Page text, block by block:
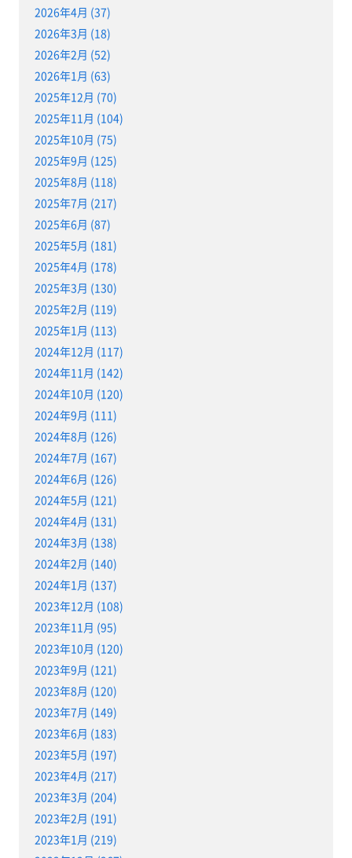
2026年4月 (37)
2026年3月 (18)
2026年2月 (52)
2026年1月 (63)
2025年12月 (70)
2025年11月 (104)
2025年10月 (75)
2025年9月 (125)
2025年8月 (118)
2025年7月 (217)
2025年6月 (87)
2025年5月 (181)
2025年4月 (178)
2025年3月 (130)
2025年2月 (119)
2025年1月 (113)
2024年12月 (117)
2024年11月 (142)
2024年10月 (120)
2024年9月 (111)
2024年8月 (126)
2024年7月 (167)
2024年6月 (126)
2024年5月 (121)
2024年4月 (131)
2024年3月 (138)
2024年2月 (140)
2024年1月 (137)
2023年12月 (108)
2023年11月 (95)
2023年10月 (120)
2023年9月 (121)
2023年8月 (120)
2023年7月 (149)
2023年6月 (183)
2023年5月 (197)
2023年4月 (217)
2023年3月 (204)
2023年2月 (191)
2023年1月 (219)